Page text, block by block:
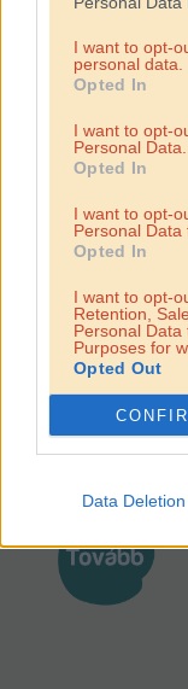
I want to opt-
personal data.
Opted In
I want to opt-
Personal Data.
Opted In
I want to opt-
Personal Data
Opted In
I want to opt-
Retention,
Personal
Purposes for
Opted Out
Data Deletion
franchise
A hummusbar
kívül már